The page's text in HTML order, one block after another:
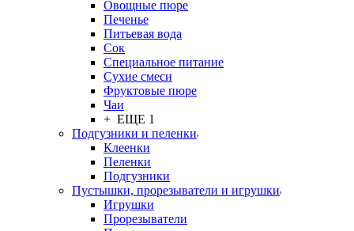
Овощные пюре
Печенье
Питьевая вода
Сок
Специальное питание
Сухие смеси
Фруктовые пюре
Чаи
+ ЕЩЕ 1
Подгузники и пеленки
Клеенки
Пеленки
Подгузники
Пустышки, прорезыватели и игрушки
Игрушки
Прорезыватели